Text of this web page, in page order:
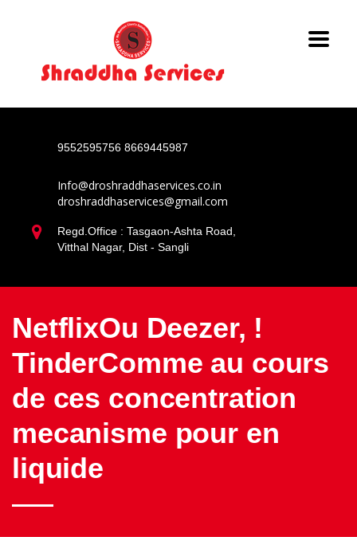
9552595756 8669445987
Info@droshraddhaservices.co.in
droshraddhaservices@gmail.com
Regd.Office : Tasgaon-Ashta Road,
Vitthal Nagar, Dist - Sangli
NetflixOu Deezer, !
TinderComme au cours
de ces concentration
mecanisme pour en
liquide